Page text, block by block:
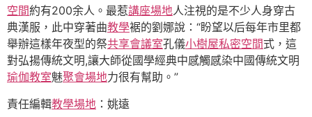
空間約有200余人。最惹講座場地人注視的是不少人身穿古
典漢服，此中穿著曲教學裾的劉娜說：“盼望以后每年市里都
舉辦這樣年夜型的祭共享會議室孔儀小樹屋私密空間式，這
對弘揚傳統文明,讓大師從國學經典中感觸感染中國傳統文明
瑜伽教室魅聚會場地力很有幫助。”
責任編輯教學場地 ：姚遠